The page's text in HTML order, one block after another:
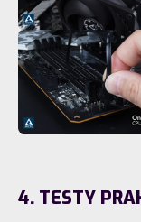
4. TESTY